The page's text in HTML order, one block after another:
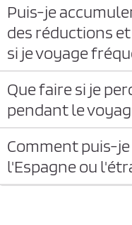
Puis-je
des réductions
si je voyage
Que faire si je
pendant le
Comment puis-
l'Espagne ou